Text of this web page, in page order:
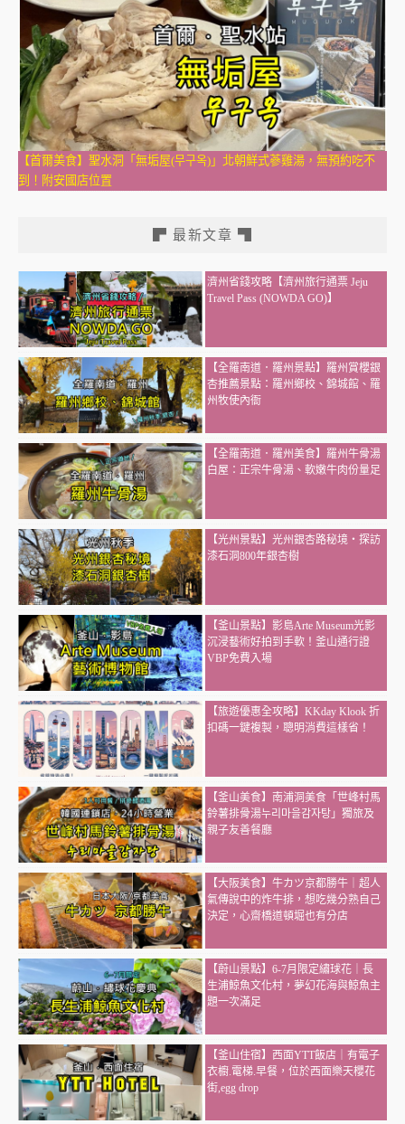
【首爾美食】聖水洞「無垢屋(무구옥)」北朝鮮式蔘雞湯，無預約吃不
到！附安國店位置
▛ 最新文章 ▜
濟州省錢攻略【濟州旅行通票 Jeju
Travel Pass (NOWDA GO)】
【全羅南道．羅州景點】羅州賞櫻銀
杏推薦景點：羅州鄉校、錦城館、羅
州牧使內衙
【全羅南道．羅州美食】羅州牛骨湯
白屋：正宗牛骨湯、軟嫩牛肉份量足
【光州景點】光州銀杏路秘境・探訪
漆石洞800年銀杏樹
【釜山景點】影島Arte Museum光影
沉浸藝術好拍到手軟！釜山通行證
VBP免費入場
【旅遊優惠全攻略】KKday Klook 折
扣碼一鍵複製，聰明消費這樣省！
【釜山美食】南浦洞美食「世峰村馬
鈴薯排骨湯누리마을감자탕」獨旅及
親子友善餐廳
【大阪美食】牛カツ京都勝牛｜超人
氣傳說中的炸牛排，想吃幾分熟自己
決定，心齋橋道頓堀也有分店
【蔚山景點】6-7月限定繡球花｜長
生浦鯨魚文化村，夢幻花海與鯨魚主
題一次滿足
【釜山住宿】西面YTT飯店｜有電子
衣櫥.電梯.早餐，位於西面樂天櫻花
街,egg drop